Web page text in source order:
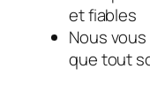
et fiables
Nous
que tout